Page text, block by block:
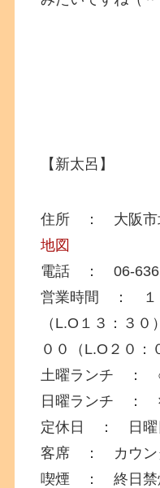
【新太呂】
住所 ： 大阪市
地図
電話 ： 06-
営業時間 ： １
（L.O１３：３０
００（L.O２０：
土曜ランチ ：
日曜ランチ ：
定休日 ： 日曜
客席 ： カウン
喫煙 ： 終日禁